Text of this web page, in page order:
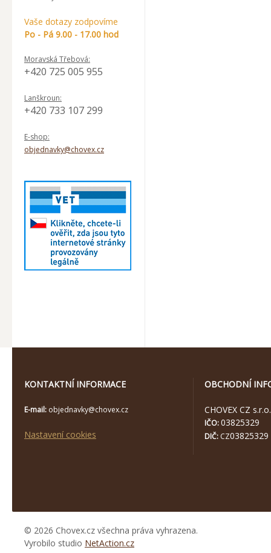
Vaše dotazy zodpovíme
Po - Pá 9.00 - 17.00 hod
Moravská Třebová:
+420 725 005 955
Lanškroun:
+420 733 107 299
E-shop:
objednavky@chovex.cz
KONTAKTNÍ INFORMACE
E-mail: objednavky@chovex.cz
Nastavení cookies
OBCHODNÍ
CHOVEX CZ s.r.o.
IČO:03825329
DIČ: CZ03825329
© 2026 Chovex.cz všechna práva vyhrazena.
Vyrobilo studio NetAction.cz